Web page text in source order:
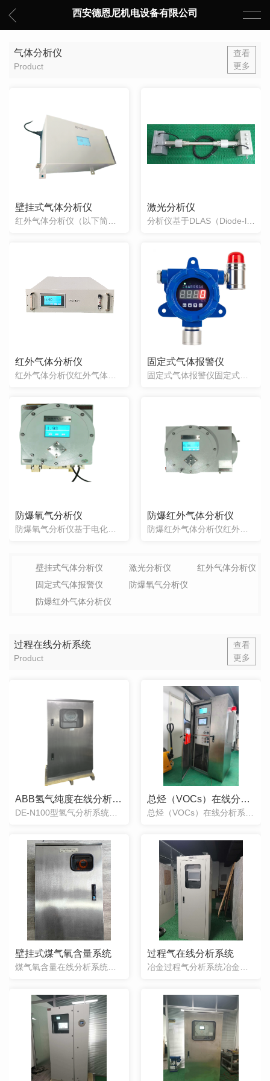
西安德恩尼机电设备有限公司
气体分析仪
Product
查看
更多
壁挂式气体分析仪 激光分析仪
红外气体分析仪 固定式气体报警仪
防爆氧气分析仪
防爆氧气分析仪基于电化学分析方法，电化学氧气分析仪采用智能化数字处理技术实现氧气浓度的分析过程，用于工业流程和科学实验室中在线分析氧气浓度，具有自动化程度高、功能强、操作简便和数字通信等特点。电化学氧气分析仪的主要功能如下：l传感器采用进口电化学传感器（如:日本费加罗、英国CT等）。l可实现中间量程测量。l彩色液晶屏显
防爆红外气体分析仪
防爆红外气体分析仪红外气体分析仪采用智能化数字处理技术实现气体浓度的分析过程，用于工业流程和科学实验室中在线分析气体浓度，具有自动化程度高、功能强、操作简便和数字通信等特点。红外气体分析仪的主要功能如下：l进口光源和检测器。l可实现中间量程测量。l彩色液晶屏显示，显示信息清晰。l按键式操作，操作简便。l4-20mA 电
壁挂式气体分析仪 激光分析仪
红外气体分析仪
固定式气体报警仪
防爆氧气分析仪
防爆红外气体分析仪
过程在线分析系统
Product
查看
更多
ABB氢气纯度在线分析系统 总烃（VOCs）在线分析系统
壁挂式煤气氧含量系统 过程气在线分析系统